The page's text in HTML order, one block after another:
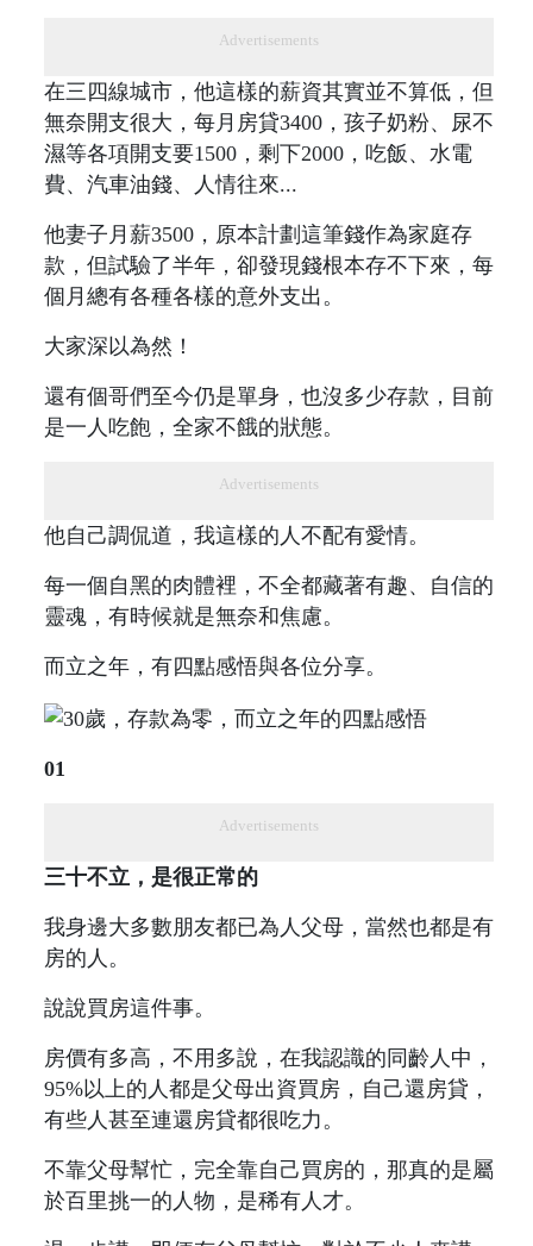
Advertisements
在三四線城市，他這樣的薪資其實並不算低，但
無奈開支很大，每月房貸3400，孩子奶粉、尿不
濕等各項開支要1500，剩下2000，吃飯、水電
費、汽車油錢、人情往來...
他妻子月薪3500，原本計劃這筆錢作為家庭存
款，但試驗了半年，卻發現錢根本存不下來，每
個月總有各種各樣的意外支出。
大家深以為然！
還有個哥們至今仍是單身，也沒多少存款，目前
是一人吃飽，全家不餓的狀態。
Advertisements
他自己調侃道，我這樣的人不配有愛情。
每一個自黑的肉體裡，不全都藏著有趣、自信的
靈魂，有時候就是無奈和焦慮。
而立之年，有四點感悟與各位分享。
01
Advertisements
三十不立，是很正常的
我身邊大多數朋友都已為人父母，當然也都是有
房的人。
說說買房這件事。
房價有多高，不用多說，在我認識的同齡人中，
95%以上的人都是父母出資買房，自己還房貸，
有些人甚至連還房貸都很吃力。
不靠父母幫忙，完全靠自己買房的，那真的是屬
於百里挑一的人物，是稀有人才。